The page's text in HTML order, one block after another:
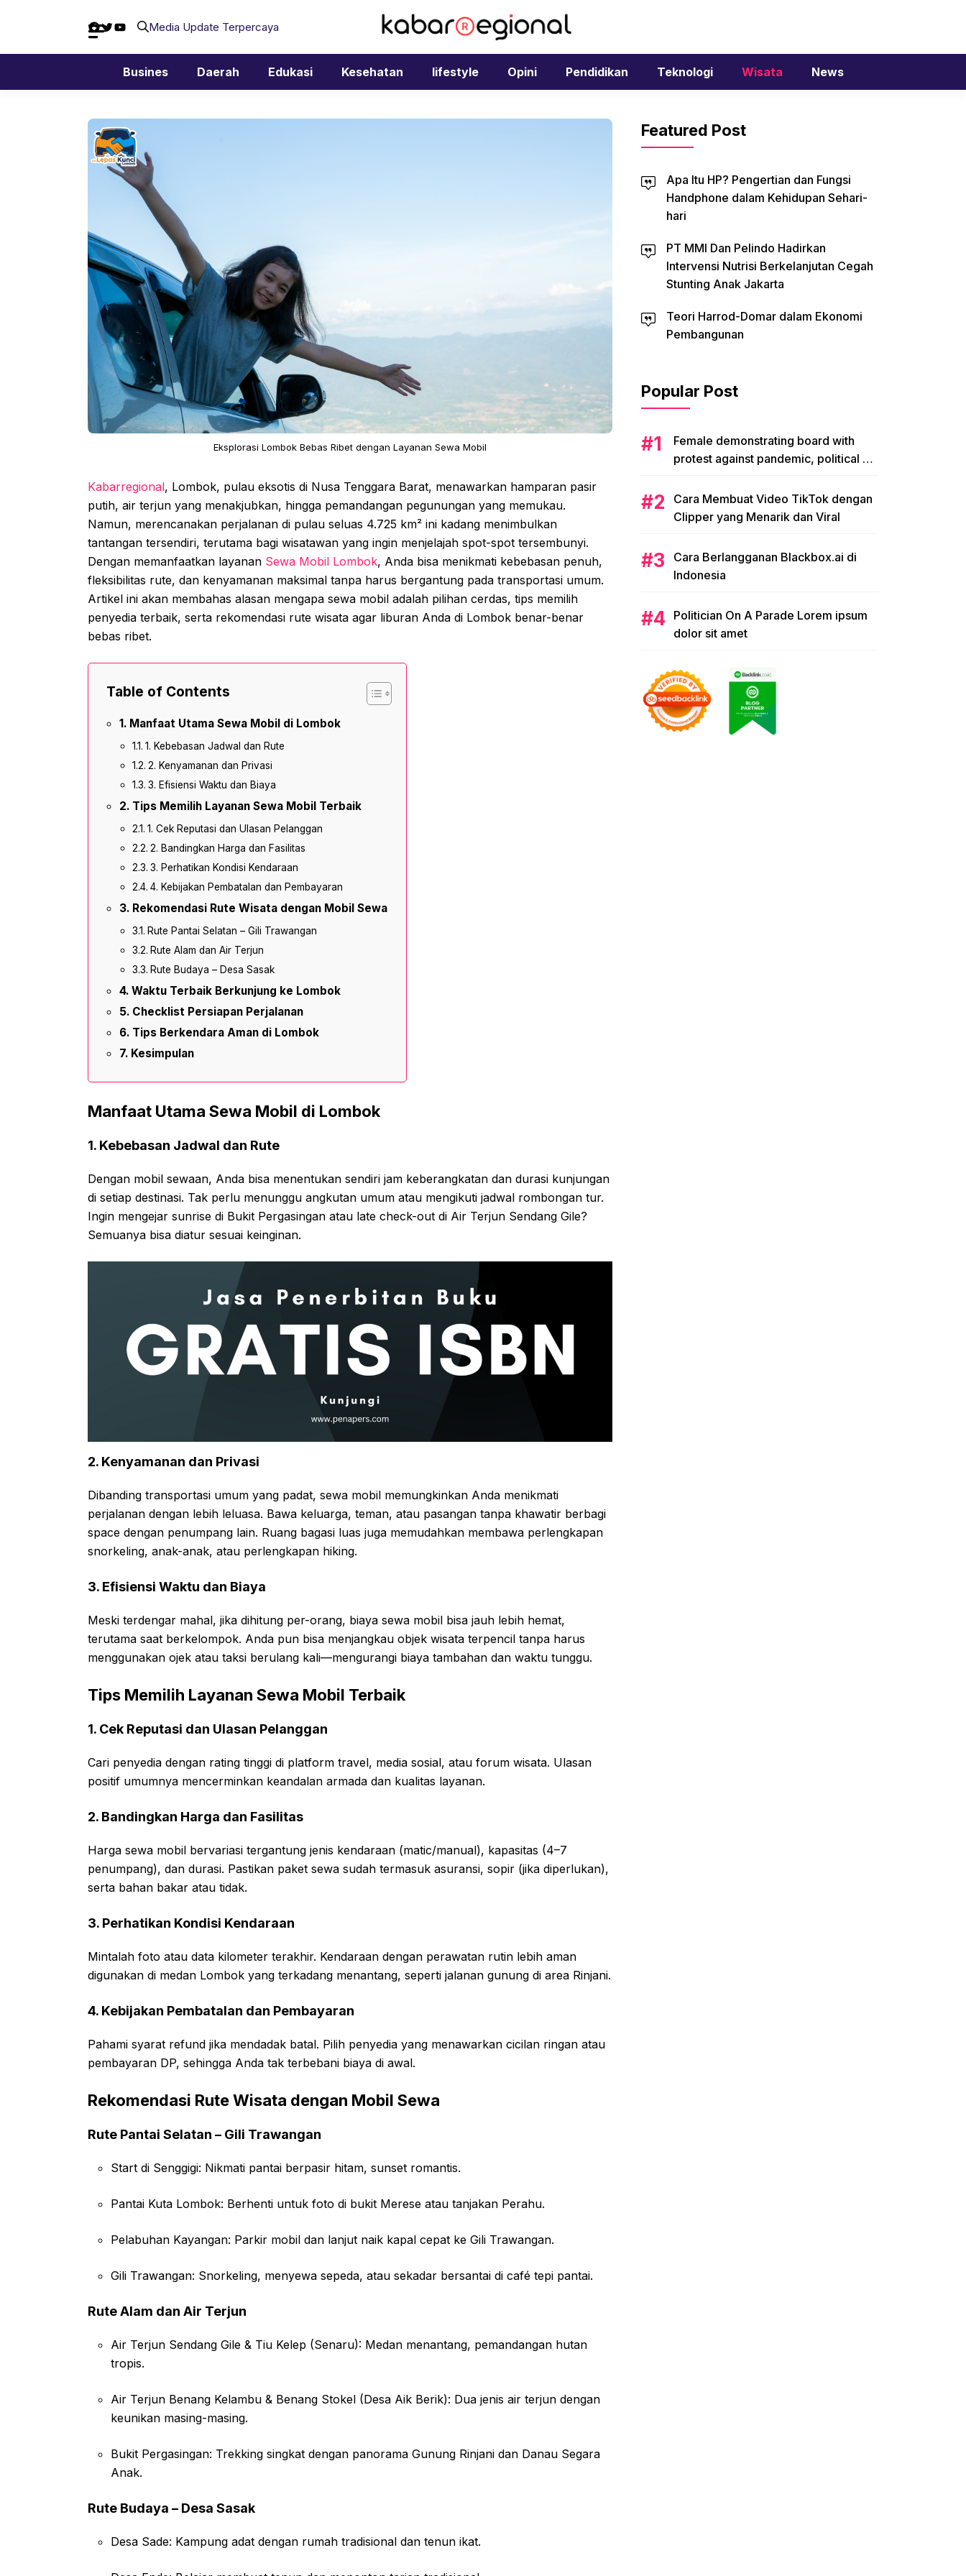
Facebook
Twitter
YouTubeMedia Update Terpercaya
Busines Daerah Edukasi Kesehatan lifestyle Opini Pendidikan Teknologi Wisata News
Eksplorasi Lombok Bebas Ribet dengan Layanan Sewa Mobil
Kabarregional, Lombok, pulau eksotis di Nusa Tenggara Barat, menawarkan hamparan pasir
putih, air terjun yang menakjubkan, hingga pemandangan pegunungan yang memukau.
Namun, merencanakan perjalanan di pulau seluas 4.725 km² ini kadang menimbulkan
tantangan tersendiri, terutama bagi wisatawan yang ingin menjelajah spot-spot tersembunyi.
Dengan memanfaatkan layanan Sewa Mobil Lombok, Anda bisa menikmati kebebasan penuh,
fleksibilitas rute, dan kenyamanan maksimal tanpa harus bergantung pada transportasi umum.
Artikel ini akan membahas alasan mengapa sewa mobil adalah pilihan cerdas, tips memilih
penyedia terbaik, serta rekomendasi rute wisata agar liburan Anda di Lombok benar-benar
bebas ribet.
Table of Contents
Manfaat Utama Sewa Mobil di Lombok
1. Kebebasan Jadwal dan Rute
2. Kenyamanan dan Privasi
3. Efisiensi Waktu dan Biaya
Tips Memilih Layanan Sewa Mobil Terbaik
1. Cek Reputasi dan Ulasan Pelanggan
2. Bandingkan Harga dan Fasilitas
3. Perhatikan Kondisi Kendaraan
4. Kebijakan Pembatalan dan Pembayaran
Rekomendasi Rute Wisata dengan Mobil Sewa
Rute Pantai Selatan – Gili Trawangan
Rute Alam dan Air Terjun
Rute Budaya – Desa Sasak
Waktu Terbaik Berkunjung ke Lombok
Checklist Persiapan Perjalanan
Tips Berkendara Aman di Lombok
Kesimpulan
Manfaat Utama Sewa Mobil di Lombok
1. Kebebasan Jadwal dan Rute
Dengan mobil sewaan, Anda bisa menentukan sendiri jam keberangkatan dan durasi kunjungan
di setiap destinasi. Tak perlu menunggu angkutan umum atau mengikuti jadwal rombongan tur.
Ingin mengejar sunrise di Bukit Pergasingan atau late check-out di Air Terjun Sendang Gile?
Semuanya bisa diatur sesuai keinginan.
2. Kenyamanan dan Privasi
Dibanding transportasi umum yang padat, sewa mobil memungkinkan Anda menikmati
perjalanan dengan lebih leluasa. Bawa keluarga, teman, atau pasangan tanpa khawatir berbagi
space dengan penumpang lain. Ruang bagasi luas juga memudahkan membawa perlengkapan
snorkeling, anak-anak, atau perlengkapan hiking.
3. Efisiensi Waktu dan Biaya
Meski terdengar mahal, jika dihitung per-orang, biaya sewa mobil bisa jauh lebih hemat,
terutama saat berkelompok. Anda pun bisa menjangkau objek wisata terpencil tanpa harus
menggunakan ojek atau taksi berulang kali—mengurangi biaya tambahan dan waktu tunggu.
Tips Memilih Layanan Sewa Mobil Terbaik
1. Cek Reputasi dan Ulasan Pelanggan
Cari penyedia dengan rating tinggi di platform travel, media sosial, atau forum wisata. Ulasan
positif umumnya mencerminkan keandalan armada dan kualitas layanan.
2. Bandingkan Harga dan Fasilitas
Harga sewa mobil bervariasi tergantung jenis kendaraan (matic/manual), kapasitas (4–7
penumpang), dan durasi. Pastikan paket sewa sudah termasuk asuransi, sopir (jika diperlukan),
serta bahan bakar atau tidak.
3. Perhatikan Kondisi Kendaraan
Mintalah foto atau data kilometer terakhir. Kendaraan dengan perawatan rutin lebih aman
digunakan di medan Lombok yang terkadang menantang, seperti jalanan gunung di area Rinjani.
4. Kebijakan Pembatalan dan Pembayaran
Pahami syarat refund jika mendadak batal. Pilih penyedia yang menawarkan cicilan ringan atau
pembayaran DP, sehingga Anda tak terbebani biaya di awal.
Rekomendasi Rute Wisata dengan Mobil Sewa
Rute Pantai Selatan – Gili Trawangan
Start di Senggigi: Nikmati pantai berpasir hitam, sunset romantis.
Pantai Kuta Lombok: Berhenti untuk foto di bukit Merese atau tanjakan Perahu.
Pelabuhan Kayangan: Parkir mobil dan lanjut naik kapal cepat ke Gili Trawangan.
Gili Trawangan: Snorkeling, menyewa sepeda, atau sekadar bersantai di café tepi pantai.
Rute Alam dan Air Terjun
Air Terjun Sendang Gile & Tiu Kelep (Senaru): Medan menantang, pemandangan hutan
tropis.
Air Terjun Benang Kelambu & Benang Stokel (Desa Aik Berik): Dua jenis air terjun dengan
keunikan masing-masing.
Bukit Pergasingan: Trekking singkat dengan panorama Gunung Rinjani dan Danau Segara
Anak.
Rute Budaya – Desa Sasak
Desa Sade: Kampung adat dengan rumah tradisional dan tenun ikat.
Featured Post
Apa Itu HP? Pengertian dan Fungsi
Handphone dalam Kehidupan Sehari-
hari
PT MMI Dan Pelindo Hadirkan
Intervensi Nutrisi Berkelanjutan Cegah
Stunting Anak Jakarta
Teori Harrod-Domar dalam Ekonomi
Pembangunan
Popular Post
Female demonstrating board with
protest against pandemic, political or
Cara Membuat Video TikTok dengan
Clipper yang Menarik dan Viral
Cara Berlangganan Blackbox.ai di
Indonesia
Politician On A Parade Lorem ipsum
dolor sit amet